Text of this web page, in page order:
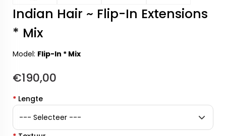
Indian Hair ~ Flip-In Extensions
* Mix
Model: Flip-In * Mix
€190,00
* Lengte